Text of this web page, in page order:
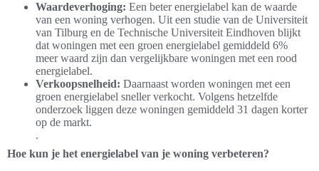
Waardeverhoging: Een beter energielabel kan de waarde
van een woning verhogen. Uit een studie van de Universiteit
van Tilburg en de Technische Universiteit Eindhoven blijkt
dat woningen met een groen energielabel gemiddeld 6%
meer waard zijn dan vergelijkbare woningen met een rood
energielabel.
Verkoopsnelheid: Daarnaast worden woningen met een
groen energielabel sneller verkocht. Volgens hetzelfde
onderzoek liggen deze woningen gemiddeld 31 dagen korter
op de markt.
.
Hoe kun je het energielabel van je woning verbeteren?